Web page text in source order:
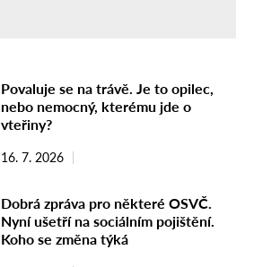
Povaluje se na trávě. Je to opilec,
nebo nemocný, kterému jde o
vteřiny?
16. 7. 2026
Dobrá zpráva pro některé OSVČ.
Nyní ušetří na sociálním pojištění.
Koho se změna týká